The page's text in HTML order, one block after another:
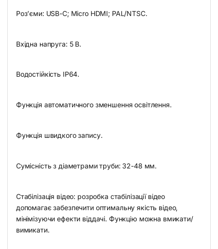
Роз’єми: USB-C; Micro HDMI; PAL/NTSC.
Вхідна напруга: 5 В.
Водостійкість IP64.
Функція автоматичного зменшення освітлення.
Функція швидкого запису.
Сумісність з діаметрами труби: 32-48 мм.
Стабілізація відео: розробка стабілізації відео
допомагає забезпечити оптимальну якість відео,
мінімізуючи ефекти віддачі. Функцію можна вмикати/
вимикати.